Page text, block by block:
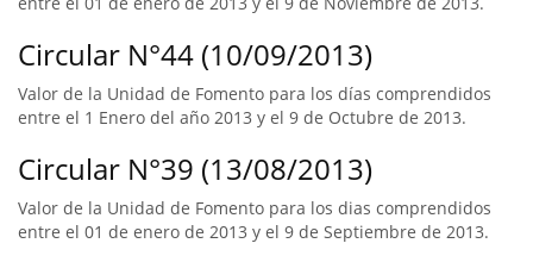
Circular N°44 (10/09/2013)
Valor de la Unidad de Fomento para los días comprendidos
entre el 1 Enero del año 2013 y el 9 de Octubre de 2013.
Circular N°39 (13/08/2013)
Valor de la Unidad de Fomento para los dias comprendidos
entre el 01 de enero de 2013 y el 9 de Septiembre de 2013.